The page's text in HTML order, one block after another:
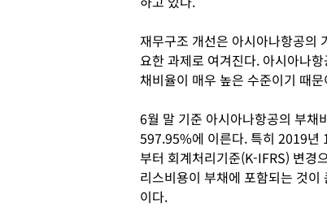
재무구조 개선은 아시아나항공의
요한 과제로 여겨진다. 아시아나
채비율이 매우 높은 수준이기 때
6월 말 기준 아시아나항공의 부채
597.95%에 이른다. 특히 2019년
부터 회계처리기준(K-IFRS) 변경
리스비용이 부채에 포함되는 것이
이다.